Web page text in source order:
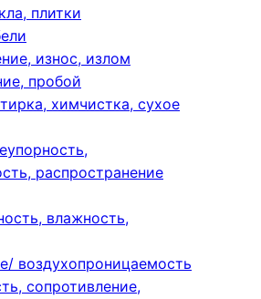
плитки
износ, излом
пробой
химчистка, сухое
распространение
влажность,
воздухопроницаемость
сопротивление,